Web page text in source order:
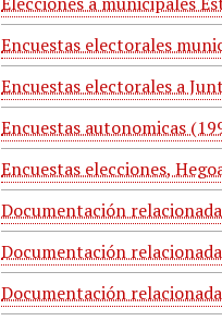
Encuestas electorales
Encuestas electorales a
Encuestas autonomicas
Encuestas elecciones,
Documentación
Documentación
Documentación